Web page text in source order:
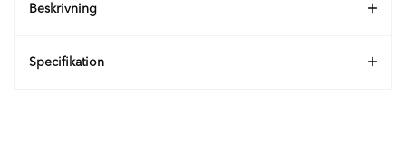
Beskrivning
Specifikation